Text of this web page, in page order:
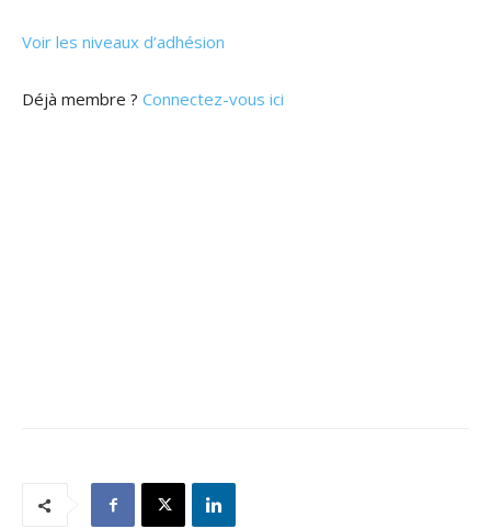
Voir les niveaux d’adhésion
Déjà membre ? Connectez-vous ici